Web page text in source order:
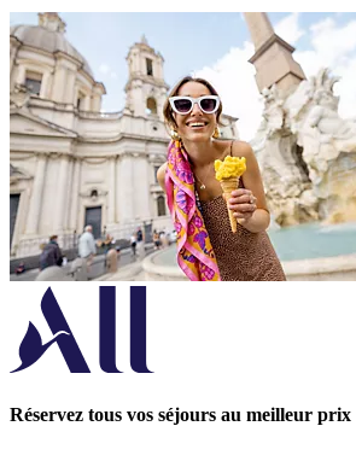
Réservez tous vos séjours au meilleur prix